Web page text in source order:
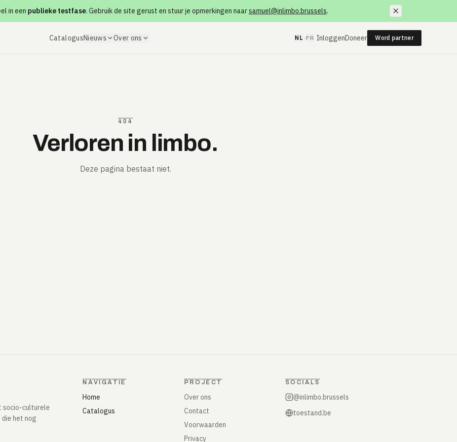
in een publieke testfase. Gebruik de site gerust en stuur je opmerkingen naarsamuel@inlimbo.brussels.
CatalogusNieuws Over ons NL · FR InloggenDoneer Word partner
404
Verloren in limbo.
Deze pagina bestaat niet.
socio-culturele
het nog
NAVIGATIE
Home
Catalogus
PROJECT
Over ons
Contact
Voorwaarden
Privacy
SOCIALS
@inlimbo.brussels
toestand.be